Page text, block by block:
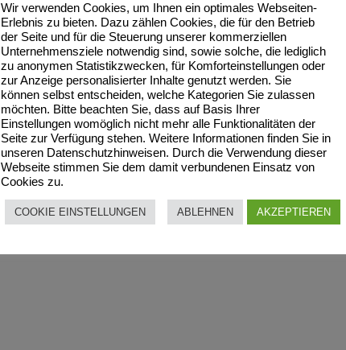
Wir verwenden Cookies, um Ihnen ein optimales Webseiten-
Erlebnis zu bieten. Dazu zählen Cookies, die für den Betrieb
der Seite und für die Steuerung unserer kommerziellen
Unternehmensziele notwendig sind, sowie solche, die lediglich
zu anonymen Statistikzwecken, für Komforteinstellungen oder
zur Anzeige personalisierter Inhalte genutzt werden. Sie
können selbst entscheiden, welche Kategorien Sie zulassen
möchten. Bitte beachten Sie, dass auf Basis Ihrer
Einstellungen womöglich nicht mehr alle Funktionalitäten der
Seite zur Verfügung stehen. Weitere Informationen finden Sie in
unseren Datenschutzhinweisen. Durch die Verwendung dieser
Webseite stimmen Sie dem damit verbundenen Einsatz von
Cookies zu.
COOKIE EINSTELLUNGEN ABLEHNEN AKZEPTIEREN